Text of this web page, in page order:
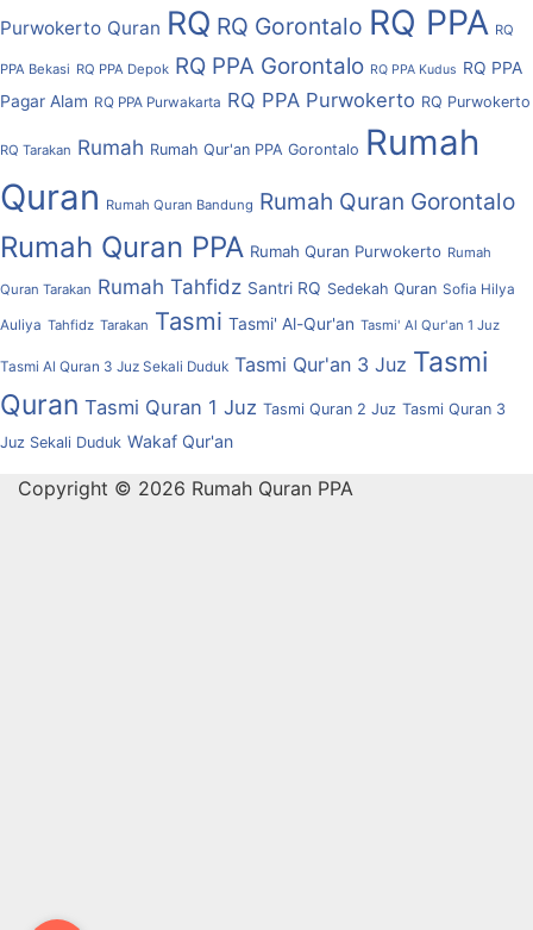
Purwokerto Quran RQ RQ Gorontalo RQ PPA RQ
PPA Bekasi RQ PPA Depok RQ PPA Gorontalo RQ PPA Kudus RQ PPA
Pagar Alam RQ PPA Purwakarta RQ PPA Purwokerto RQ Purwokerto
RQ Tarakan Rumah Rumah Qur'an PPA Gorontalo Rumah
Quran Rumah Quran Bandung Rumah Quran Gorontalo
Rumah Quran PPA Rumah Quran Purwokerto Rumah
Quran Tarakan Rumah Tahfidz Santri RQ Sedekah Quran Sofia Hilya
Auliya Tahfidz Tarakan Tasmi Tasmi' Al-Qur'an Tasmi' Al Qur'an 1 Juz
Tasmi Al Quran 3 Juz Sekali Duduk Tasmi Qur'an 3 Juz Tasmi
Quran Tasmi Quran 1 Juz Tasmi Quran 2 Juz Tasmi Quran 3
Juz Sekali Duduk Wakaf Qur'an
Copyright © 2026 Rumah Quran PPA